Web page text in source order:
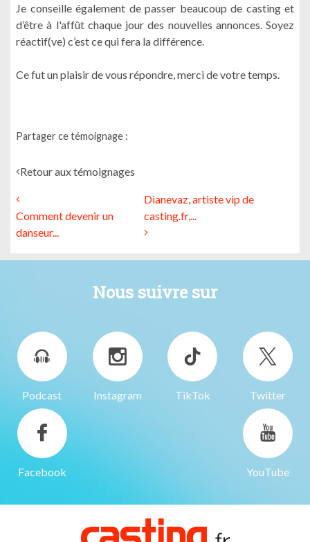
Je conseille également de passer beaucoup de casting et
d’être à l'affût chaque jour des nouvelles annonces. Soyez
réactif(ve) c’est ce qui fera la différence.
Ce fut un plaisir de vous répondre, merci de votre temps.
Partager ce témoignage :
Retour aux témoignages
Comment devenir un
danseur...
Dianevaz, artiste vip de
casting.fr,...
Nous suivre sur
Podcast Instagram TikTok Twitter
Facebook YouTube